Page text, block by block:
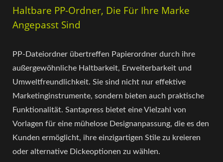
Haltbare PP-Ordner, Die Für Ihre Marke
Angepasst Sind
PP-Dateiordner übertreffen Papierordner durch ihre
außergewöhnliche Haltbarkeit, Erweiterbarkeit und
Umweltfreundlichkeit. Sie sind nicht nur effektive
Marketinginstrumente, sondern bieten auch praktische
Funktionalität. Santapress bietet eine Vielzahl von
Vorlagen für eine mühelose Designanpassung, die es den
Kunden ermöglicht, ihre einzigartigen Stile zu kreieren
oder alternative Dickeoptionen zu wählen.